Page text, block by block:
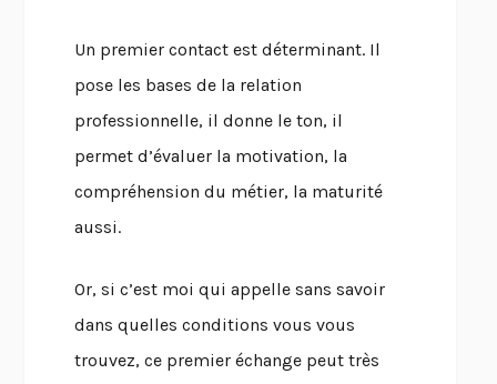
Un premier contact est déterminant. Il
pose les bases de la relation
professionnelle, il donne le ton, il
permet d’évaluer la motivation, la
compréhension du métier, la maturité
aussi.
Or, si c’est moi qui appelle sans savoir
dans quelles conditions vous vous
trouvez, ce premier échange peut très